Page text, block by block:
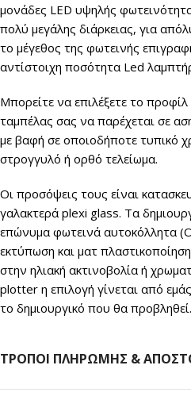
μονάδες LED υψηλής
πολύ μεγάλης διάρκειας, για
το μέγεθος της φωτεινής
αντίστοιχη ποσότητα Led
Μπορείτε να επιλέξετε τo προφίλ
ταμπέλας σας να παρέχεται σε
με βαφή σε οποιοδήποτε τυπικό
στρογγυλό ή ορθό τελείωμα.
Οι προσόψεις τους είναι
γαλακτερά plexi glass. Τα
επώνυμα φωτεινά αυτοκόλλητα
εκτύπωση και ματ
στην ηλιακή ακτινοβολία ή
plotter η επιλογή γίνεται από
το δημιουργικό που θα προβληθεί.
ΤΡΟΠΟΙ ΠΛΗΡΩΜΗΣ &